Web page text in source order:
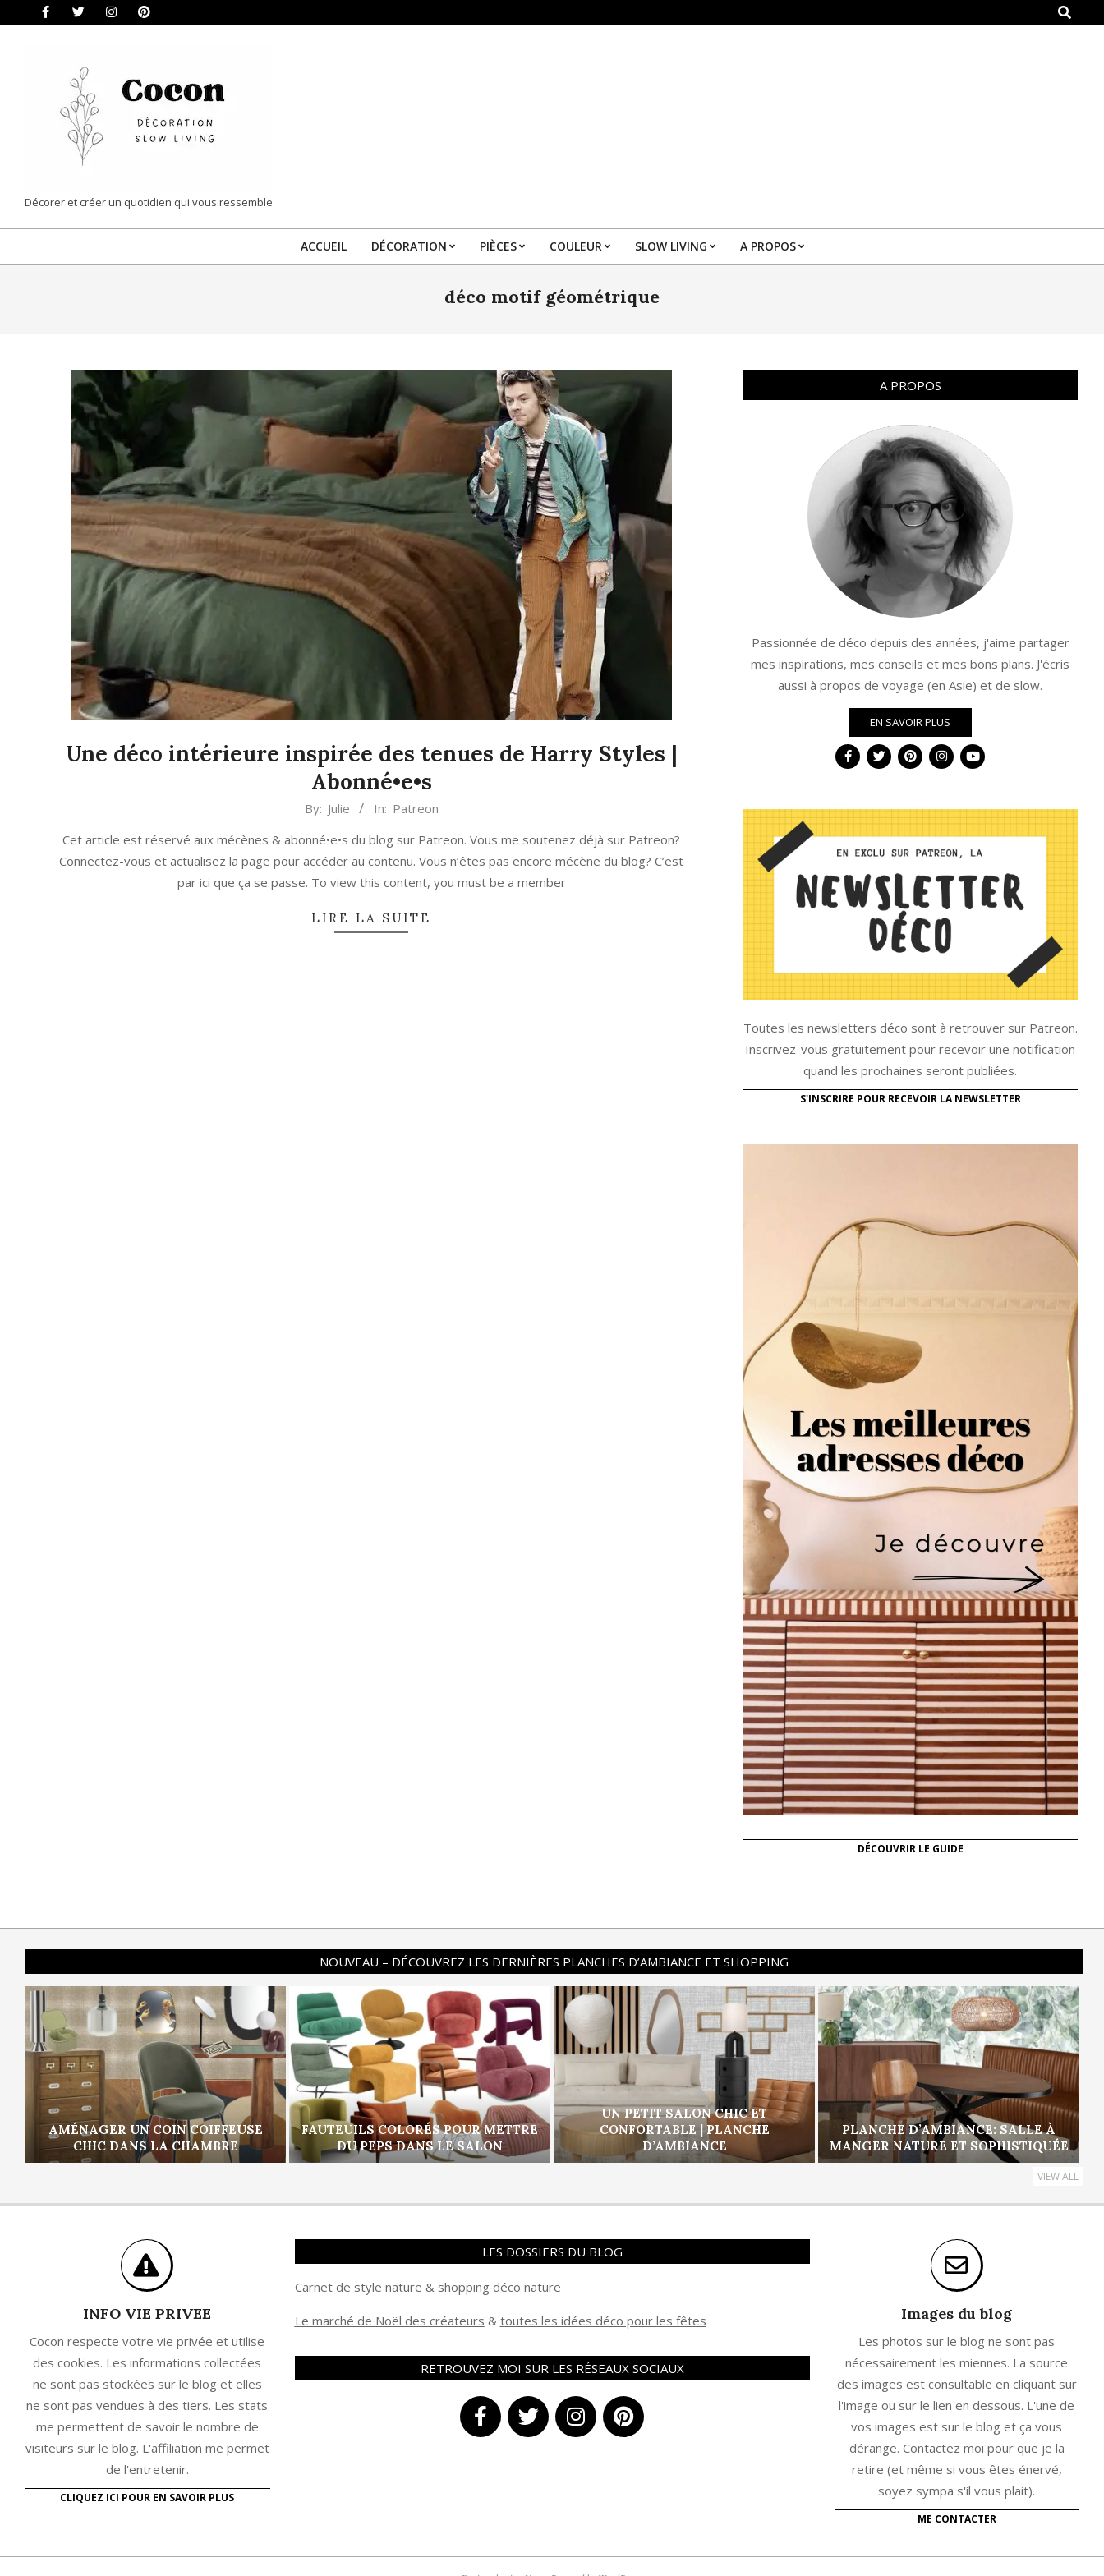
Search
COCON
|
DÉCORATION
Décorer et créer un quotidien qui vous ressemble
Primary
Menu
ACCUEIL DÉCORATION PIÈCES COULEUR SLOW LIVING A PROPOS
déco motif géométrique
Une déco intérieure inspirée des tenues de Harry Styles |
Abonné•e•s
By: Julie In: Patreon
Cet article est réservé aux mécènes & abonné•e•s du blog sur Patreon. Vous me soutenez déjà sur Patreon?
Connectez-vous et actualisez la page pour accéder au contenu. Vous n’êtes pas encore mécène du blog? C’est
par ici que ça se passe. To view this content, you must be a member
LIRE LA SUITE
A PROPOS
Passionnée de déco depuis des années, j'aime partager
mes inspirations, mes conseils et mes bons plans. J'écris
aussi à propos de voyage (en Asie) et de slow.
EN SAVOIR PLUS
Toutes les newsletters déco sont à retrouver sur Patreon.
Inscrivez-vous gratuitement pour recevoir une notification
quand les prochaines seront publiées.
S'INSCRIRE POUR RECEVOIR LA NEWSLETTER
DÉCOUVRIR LE GUIDE
NOUVEAU – DÉCOUVREZ LES DERNIÈRES PLANCHES D’AMBIANCE ET SHOPPING
AMÉNAGER UN COIN COIFFEUSE
CHIC DANS LA CHAMBRE
FAUTEUILS COLORÉS POUR METTRE
DU PEPS DANS LE SALON
UN PETIT SALON CHIC ET
CONFORTABLE | PLANCHE
D’AMBIANCE
PLANCHE D’AMBIANCE: SALLE À
MANGER NATURE ET SOPHISTIQUÉE
VIEW ALL
INFO VIE PRIVEE
Cocon respecte votre vie privée et utilise
des cookies. Les informations collectées
ne sont pas stockées sur le blog et elles
ne sont pas vendues à des tiers. Les stats
me permettent de savoir le nombre de
visiteurs sur le blog. L'affiliation me permet
de l'entretenir.
CLIQUEZ ICI POUR EN SAVOIR PLUS
LES DOSSIERS DU BLOG
Carnet de style nature & shopping déco nature
Le marché de Noël des créateurs & toutes les idées déco pour les fêtes
RETROUVEZ MOI SUR LES RÉSEAUX SOCIAUX
Images du blog
Les photos sur le blog ne sont pas
nécessairement les miennes. La source
des images est consultable en cliquant sur
l'image ou sur le lien en dessous. L'une de
vos images est sur le blog et ça vous
dérange. Contactez moi pour que je la
retire (et même si vous êtes énervé,
soyez sympa s'il vous plait).
ME CONTACTER